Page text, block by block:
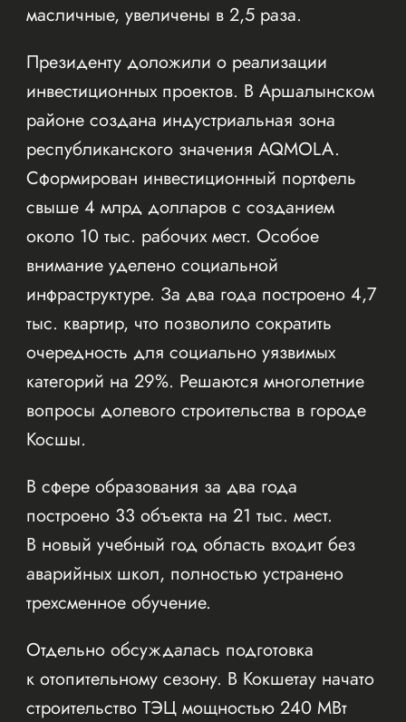
масличные, увеличены в 2,5 раза.
Президенту доложили о реализации
инвестиционных проектов. В Аршалынском
районе создана индустриальная зона
республиканского значения AQMOLA.
Сформирован инвестиционный портфель
свыше 4 млрд долларов с созданием
около 10 тыс. рабочих мест. Особое
внимание уделено социальной
инфраструктуре. За два года построено 4,7
тыс. квартир, что позволило сократить
очередность для социально уязвимых
категорий на 29%. Решаются многолетние
вопросы долевого строительства в городе
Косшы.
В сфере образования за два года
построено 33 объекта на 21 тыс. мест.
В новый учебный год область входит без
аварийных школ, полностью устранено
трехсменное обучение.
Отдельно обсуждалась подготовка
к отопительному сезону. В Кокшетау начато
строительство ТЭЦ мощностью 240 МВт